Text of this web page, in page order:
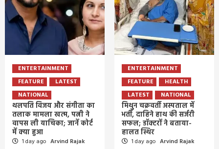
ENTERTAINMENT
FEATURE
LATEST
NATIONAL
थलपति विजय और संगीता का
तलाक मामला खत्म, पत्नी ने
वापस ली याचिका; जानें कोर्ट
में क्या हुआ
1 day ago Arvind Rajak
ENTERTAINMENT
FEATURE
HEALTH
LATEST
NATIONAL
मिथुन चक्रवर्ती अस्पताल में
भर्ती, दाहिने हाथ की सर्जरी
सफल; डॉक्टरों ने बताया-
हालत स्थिर
1 day ago Arvind Rajak